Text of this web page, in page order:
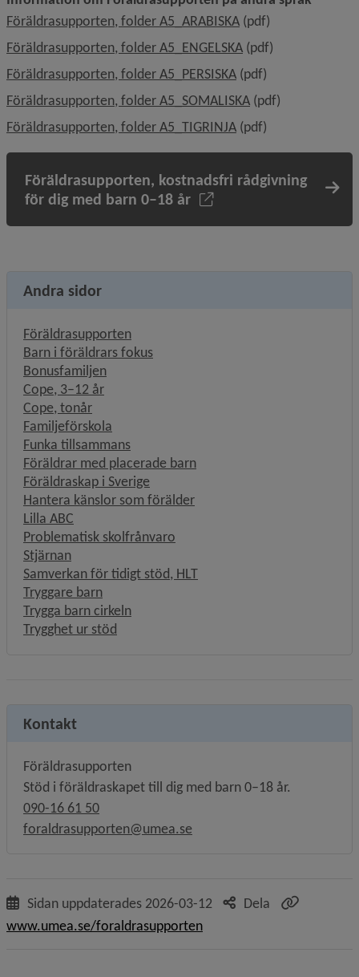
Föräldrasupporten, folder A5_ARABISKA, 265.3 kB, öppnas i
(pdf)
Föräldrasupporten, folder A5_ENGELSKA, 379.8 kB, öppnas
(pdf)
Föräldrasupporten, folder A5_PERSISKA, 260.7 kB, öppnas i
(pdf)
Föräldrasupporten, folder A5_SOMALISKA, 352.4 kB,
(pdf)
Föräldrasupporten, folder A5_TIGRINJA, 178.2 kB, öppnas i
(pdf)
Föräldrasupporten, kostnadsfri rådgivning
för dig med barn 0–18 år
Andra sidor
Föräldrasupporten
Barn i föräldrars fokus
Bonusfamiljen
Cope, 3–12 år
Cope, tonår
Familjeförskola
Funka tillsammans
Föräldrar med placerade barn
Föräldraskap i Sverige
Hantera känslor som förälder
Lilla ABC
Problematisk skolfrånvaro
Stjärnan
Samverkan för tidigt stöd, HLT
Tryggare barn
Trygga barn cirkeln
Trygghet ur stöd
Kontakt
Föräldrasupporten
Stöd i föräldraskapet till dig med barn 0–18 år.
090-16 61 50
foraldrasupporten@umea.se
Sidan uppdaterades 2026-03-12
Dela
www.umea.se/foraldrasupporten